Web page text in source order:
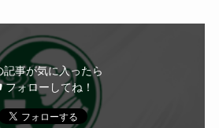
記事が気に入ったら
フォローしてね！